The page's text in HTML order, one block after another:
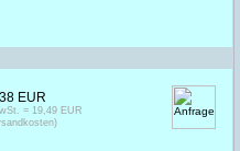
EUR
= 19,49 EUR